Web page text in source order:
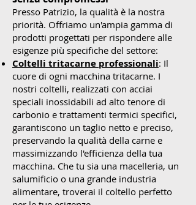
Presso Patrizio, la qualità è la nostra
priorità. Offriamo un'ampia gamma di
prodotti progettati per rispondere alle
esigenze più specifiche del settore:
Coltelli tritacarne professionali: Il
cuore di ogni macchina tritacarne. I
nostri coltelli, realizzati con acciai
speciali inossidabili ad alto tenore di
carbonio e trattamenti termici specifici,
garantiscono un taglio netto e preciso,
preservando la qualità della carne e
massimizzando l'efficienza della tua
macchina. Che tu sia una macelleria, un
salumificio o una grande industria
alimentare, troverai il coltello perfetto